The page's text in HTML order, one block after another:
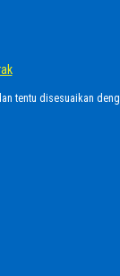
tentu disesuaikan